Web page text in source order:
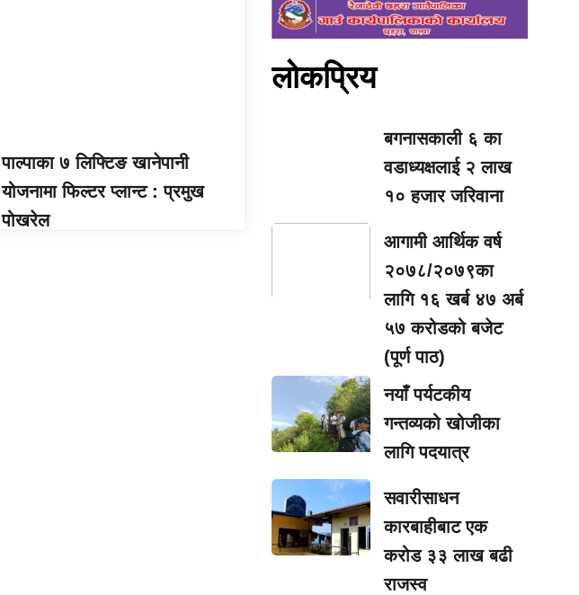
पाल्पाका ७ लिफ्टिङ खानेपानी
योजनामा फिल्टर प्लान्ट : प्रमुख
पोखरेल
लोकप्रिय
बगनासकाली ६ का
वडाध्यक्षलाई २ लाख
१० हजार जरिवाना
आगामी आर्थिक वर्ष
२०७८/२०७९का
लागि १६ खर्ब ४७ अर्ब
५७ करोडको बजेट
(पूर्ण पाठ)
नयाँ पर्यटकीय
गन्तव्यको खोजीका
लागि पदयात्र
सवारीसाधन
कारबाहीबाट एक
करोड ३३ लाख बढी
राजस्व